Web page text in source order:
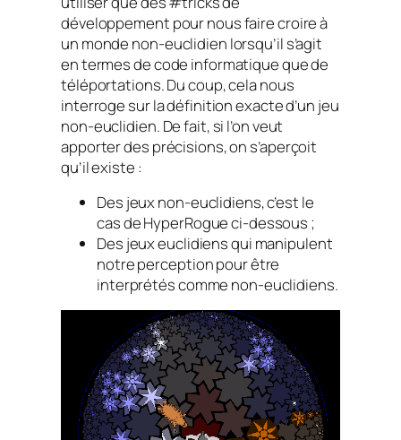
développement pour nous faire croire à
un monde non-euclidien lorsqu’il s’agit
en termes de code informatique que de
téléportations. Du coup, cela nous
interroge sur la définition exacte d’un jeu
non-euclidien. De fait, si l’on veut
apporter des précisions, on s’aperçoit
qu’il existe :
Des jeux non-euclidiens, c’est le
cas de HyperRogue ci-dessous ;
Des jeux euclidiens qui manipulent
notre perception pour être
interprétés comme non-euclidiens.